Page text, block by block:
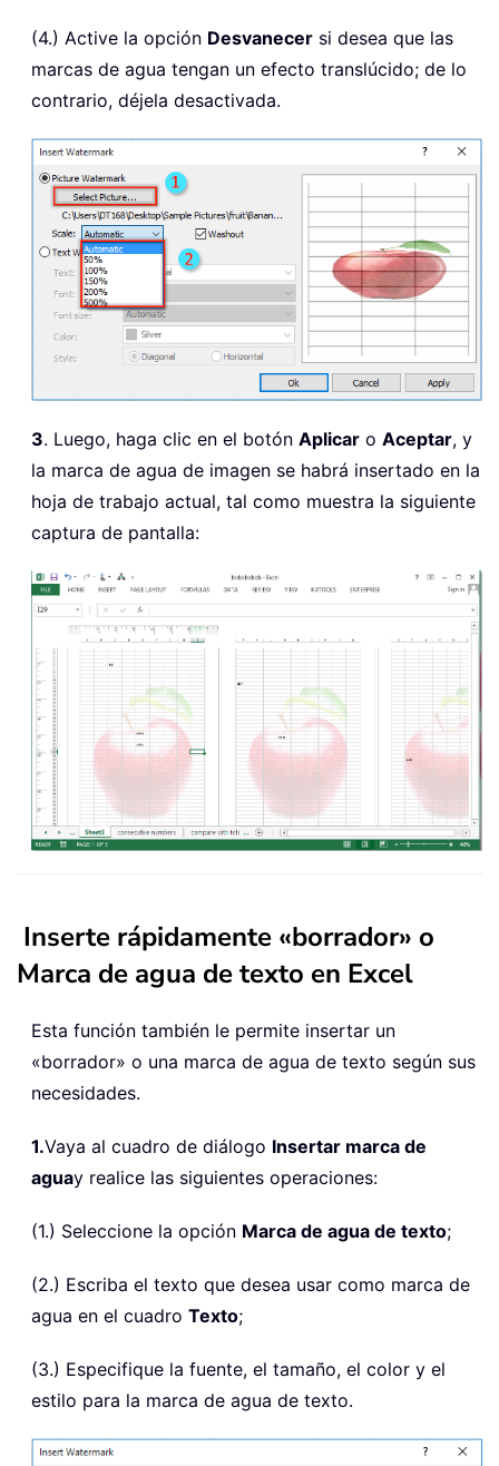
(4.) Active la opción Desvanecer si desea que las
marcas de agua tengan un efecto translúcido; de lo
contrario, déjela desactivada.
3. Luego, haga clic en el botón Aplicar o Aceptar, y
la marca de agua de imagen se habrá insertado en la
hoja de trabajo actual, tal como muestra la siguiente
captura de pantalla:
Inserte rápidamente «borrador» o
Marca de agua de texto en Excel
Esta función también le permite insertar un
«borrador» o una marca de agua de texto según sus
necesidades.
1.Vaya al cuadro de diálogo Insertar marca de
aguay realice las siguientes operaciones:
(1.) Seleccione la opción Marca de agua de texto;
(2.) Escriba el texto que desea usar como marca de
agua en el cuadro Texto;
(3.) Especifique la fuente, el tamaño, el color y el
estilo para la marca de agua de texto.